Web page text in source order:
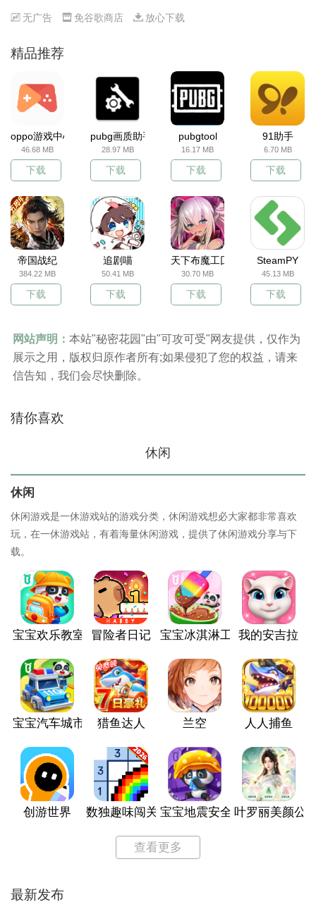
无广告 免谷歌商店 放心下载
精品推荐
oppo游戏中心
46.68 MB
下载
pubg画质助手
28.97 MB
下载
pubgtool
16.17 MB
下载
91助手
6.70 MB
下载
帝国战纪
384.22 MB
下载
追剧喵
50.41 MB
下载
天下布魔工囗服
30.70 MB
下载
SteamPY
45.13 MB
下载
网站声明： 本站"秘密花园"由"可攻可受"网友提供，仅作为
展示之用，版权归原作者所有;如果侵犯了您的权益，请来
信告知，我们会尽快删除。
猜你喜欢
休闲
休闲
休闲游戏是一休游戏站的游戏分类，休闲游戏想必大家都非常喜欢
玩，在一休游戏站，有着海量休闲游戏，提供了休闲游戏分享与下
载。
宝宝欢乐教室 冒险者日记 宝宝冰淇淋工厂我的安吉拉
宝宝汽车城市 猎鱼达人 兰空 人人捕鱼
创游世界 数独趣味闯关 宝宝地震安全3叶罗丽美颜公
查看更多
最新发布